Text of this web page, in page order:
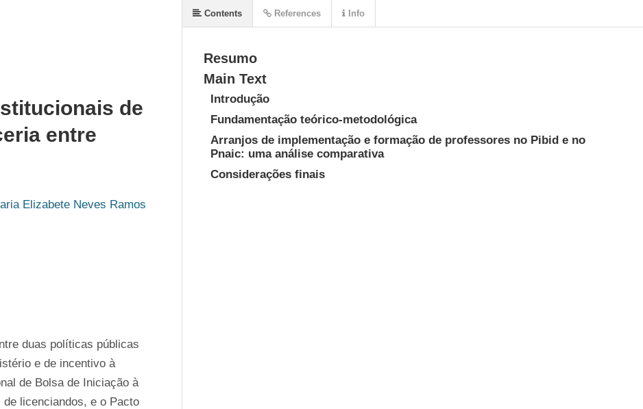
de
entre
Elizabete Neves Ramos
duas políticas públicas
e de incentivo à
de Bolsa de Iniciação à
licenciandos, e o Pacto
Resumo
Main Text
Introdução
Fundamentação teórico-metodológica
Arranjos de implementação e formação de professores no Pibid e no
Pnaic: uma análise comparativa
Considerações finais
Contents References Info